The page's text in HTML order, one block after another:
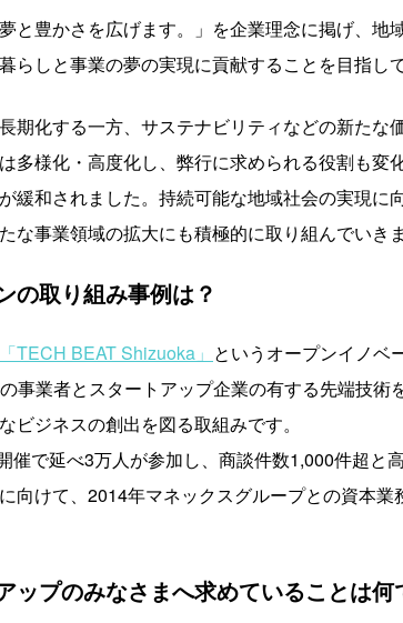
と豊かさを広げます。」を企業理念に掲げ、地
らしと事業の夢の実現に貢献することを目指して
期化する一方、サステナビリティなどの新たな
多様化・高度化し、弊行に求められる役割も変
緩和されました。持続可能な地域社会の実現に
事業領域の拡大にも積極的に取り組んでいきま
の取り組み事例は？
「TECH BEAT Shizuoka」 というオープンイノベ
事業者とスタートアップ企業の有する先端技術
ビジネスの創出を図る取組みです。
催で延べ3万人が参加し、商談件数1,000件超と
向けて、2014年マネックスグループとの資本
ップのみなさまへ求めていることは何